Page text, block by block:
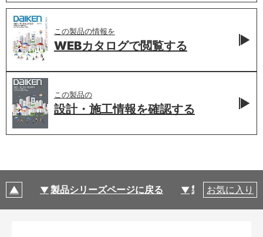
この製品の情報を
WEBカタログで閲覧する
この製品の
設計・施工情報を確認する
製品シリーズページに戻る 製品仕様
お気に入り